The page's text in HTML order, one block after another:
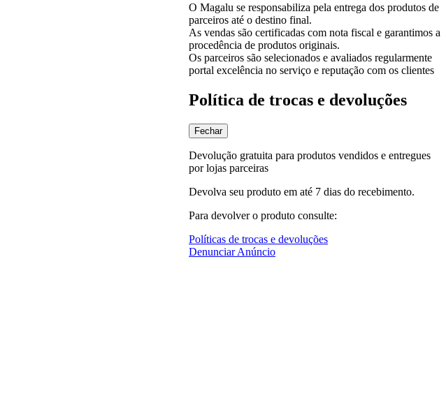
O Magalu se responsabiliza pela entrega dos produtos de
parceiros até o destino final.
As vendas são certificadas com nota fiscal e garantimos a
procedência de produtos originais.
Os parceiros são selecionados e avaliados regularmente
portal excelência no serviço e reputação com os clientes
Política de trocas e devoluções
Fechar
Devolução gratuita para produtos vendidos e entregues
por lojas parceiras
Devolva seu produto em até 7 dias do recebimento.
Para devolver o produto consulte:
Políticas de trocas e devoluções
Denunciar Anúncio